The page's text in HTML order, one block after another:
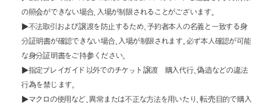
の照会ができない場合、入場が制限されることがございます。
▶不法取引および譲渡を防止するため、予約者本人の名義と一致する身
分証明書が確認できない場合、入場が制限されます。必ず本人確認が可能
な身分証明書をご持参ください。
▶指定プレイガイド以外でのチケット譲渡・購入代行、偽造などの違法
行為を禁じます。
▶マクロの使用など、異常または不正な方法を用いたり、転売目的で購入